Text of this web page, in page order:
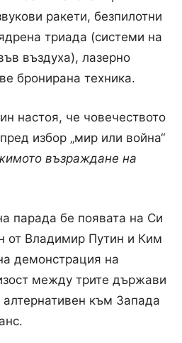
ракети, безпилотни
триада (системи на
въздуха), лазерно
бронирана техника.
настоя, че човечеството
избор „мир или война“
възраждане на
парада бе появата на Си
от Владимир Путин и Ким
демонстрация на
между трите държави
към Запада